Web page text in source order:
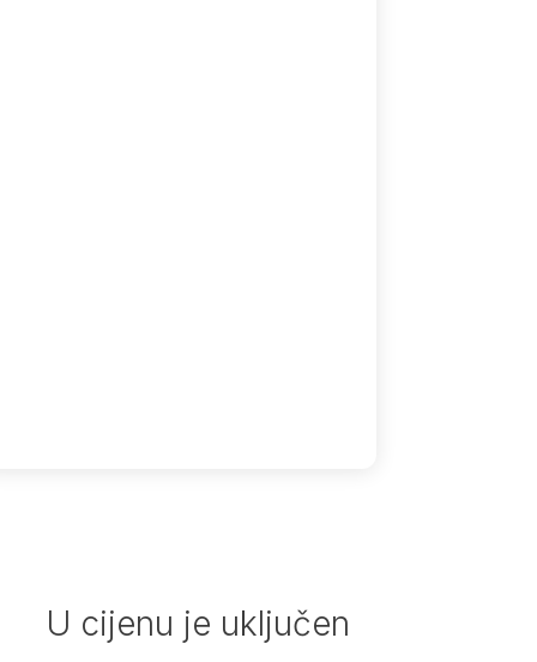
U cijenu je uključen